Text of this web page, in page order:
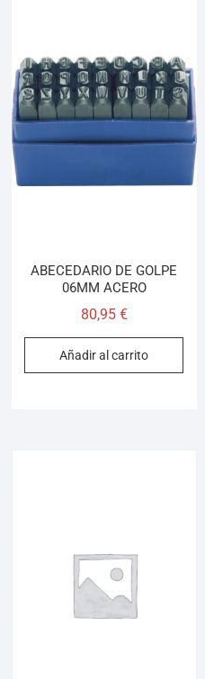
ABECEDARIO DE GOLPE
06MM ACERO
80,95 €
Añadir al carrito